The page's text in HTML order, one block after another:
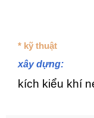
* kỹ thuật
xây dựng:
kích kiểu khí